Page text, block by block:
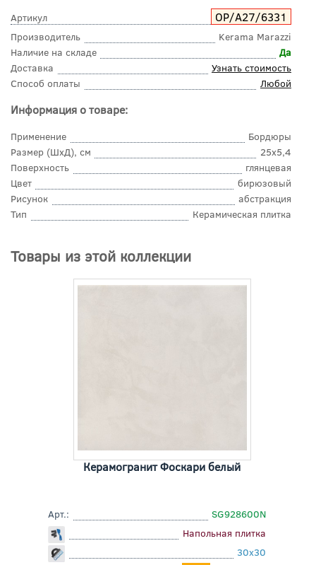
Артикул OP/A27/6331
Производитель
Kerama Marazzi
Наличие на складе
Да
Доставка
Узнать стоимость
Способ оплаты
Любой
Информация о товаре:
Применение
Бордюры
Размер (ШхД), см
25x5,4
Поверхность
глянцевая
Цвет
бирюзовый
Рисунок
абстракция
Тип
Керамическая плитка
Товары из этой коллекции
Керамогранит Фоскари белый
Арт.:
SG928600N
Напольная плитка
30x30